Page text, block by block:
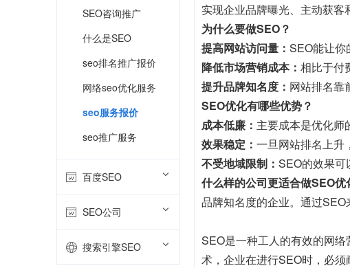
SEO咨询推广
什么是SEO
seo排名推广报价
网络seo优化服务
seo服务报价
seo推广服务
百度SEO
SEO公司
搜索引擎SEO
实现企业品牌曝光、主动获客
为什么要做SEO？
提高网站访问量： SEO能让你
降低市场营销成本： 相比于付
提升品牌知名度： 网站排名靠
SEO优化有哪些优势？
成本低廉： 主要成本是优化师
效果稳定： 一旦网站排名上升
不受地域限制： SEO的效果可
什么样的公司更适合做SEO优
品牌知名度的企业。通过SEO
SEO是一种工人的有效的网
术，企业在进行SEO时，必